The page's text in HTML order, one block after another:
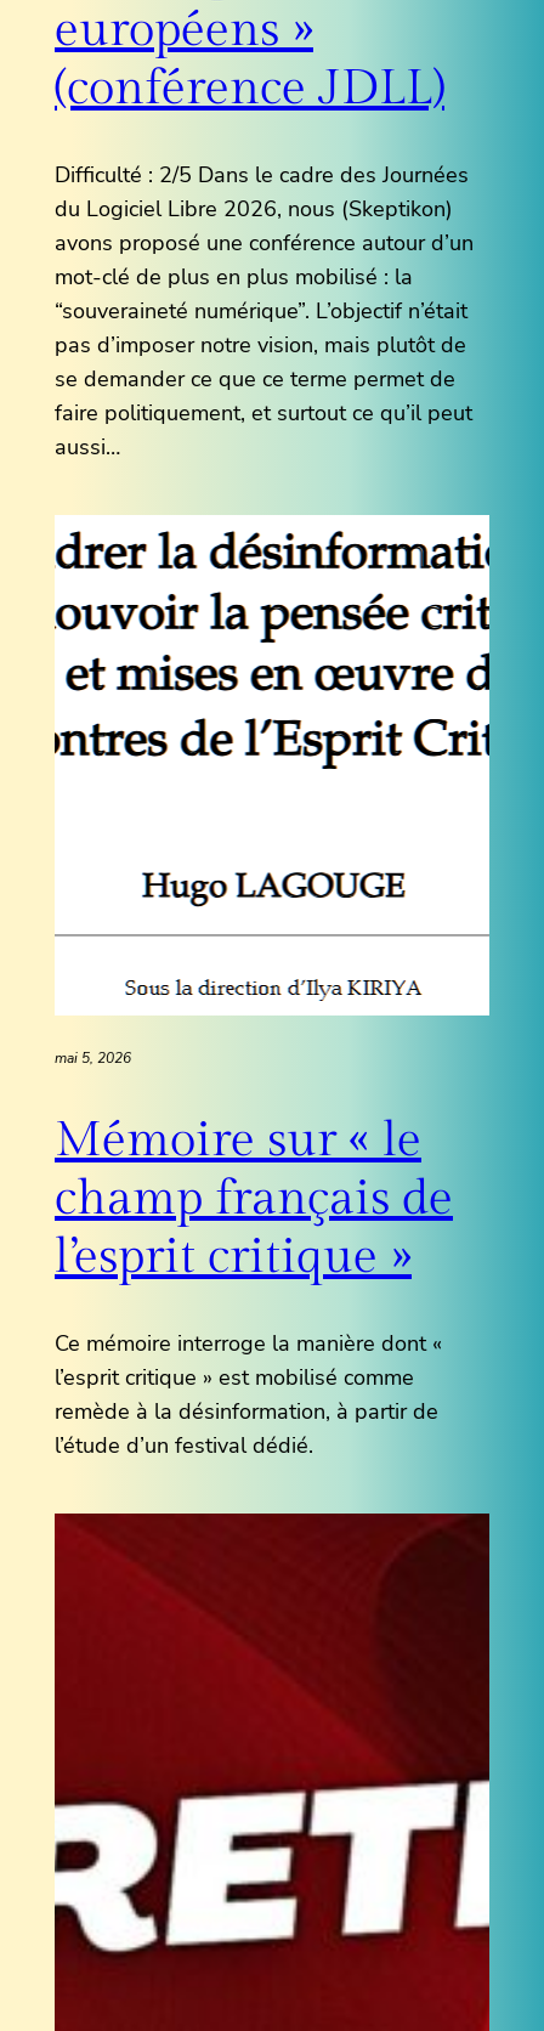
européens »
(conférence JDLL)
Difficulté : 2/5 Dans le cadre des Journées
du Logiciel Libre 2026, nous (Skeptikon)
avons proposé une conférence autour d’un
mot-clé de plus en plus mobilisé : la
“souveraineté numérique”. L’objectif n’était
pas d’imposer notre vision, mais plutôt de
se demander ce que ce terme permet de
faire politiquement, et surtout ce qu’il peut
aussi…
mai 5, 2026
Mémoire sur « le
champ français de
l’esprit critique »
Ce mémoire interroge la manière dont «
l’esprit critique » est mobilisé comme
remède à la désinformation, à partir de
l’étude d’un festival dédié.